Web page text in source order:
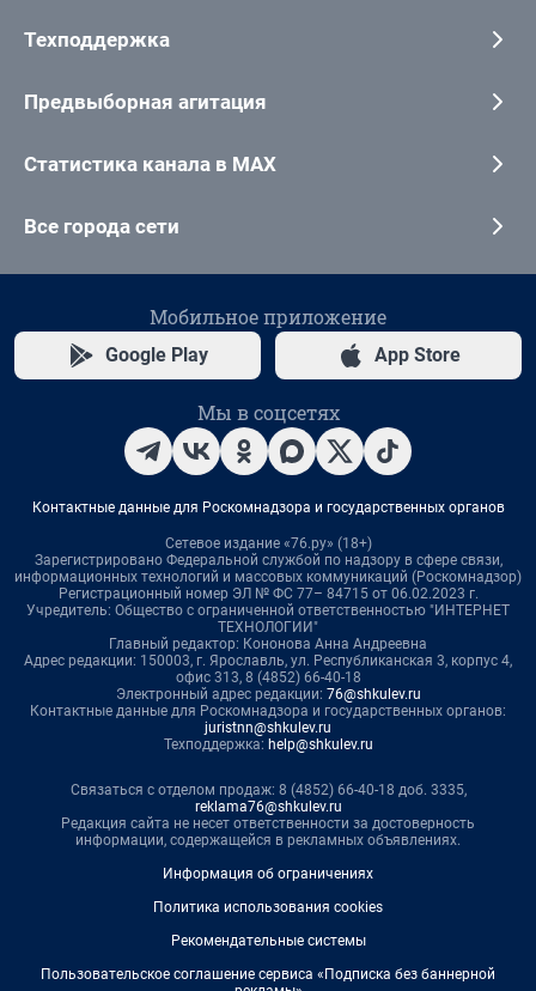
Техподдержка
Предвыборная агитация
Статистика канала в MAX
Все города сети
Мобильное приложение
Google Play App Store
Мы в соцсетях
Контактные данные для Роскомнадзора и государственных органов
Сетевое издание «76.ру» (18+)
Зарегистрировано Федеральной службой по надзору в сфере связи,
информационных технологий и массовых коммуникаций (Роскомнадзор)
Регистрационный номер ЭЛ № ФС 77– 84715 от 06.02.2023 г.
Учредитель: Общество с ограниченной ответственностью "ИНТЕРНЕТ
ТЕХНОЛОГИИ"
Главный редактор: Кононова Анна Андреевна
Адрес редакции: 150003, г. Ярославль, ул. Республиканская 3, корпус 4,
офис 313, 8 (4852) 66-40-18
Электронный адрес редакции: 76@shkulev.ru
Контактные данные для Роскомнадзора и государственных органов:
juristnn@shkulev.ru
Техподдержка: help@shkulev.ru
Связаться с отделом продаж: 8 (4852) 66-40-18 доб. 3335,
reklama76@shkulev.ru
Редакция сайта не несет ответственности за достоверность
информации, содержащейся в рекламных объявлениях.
Информация об ограничениях
Политика использования cookies
Рекомендательные системы
Пользовательское соглашение сервиса «Подписка без баннерной